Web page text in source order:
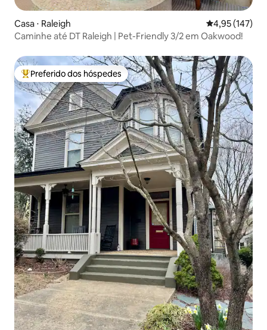
Casa ⋅ Raleigh 4,95 de uma
4,95 (147)
Caminhe até DT Raleigh | Pet-Friendly 3/2 em Oakwood!
Entre os melhores preferidos dos hóspedes
Preferido dos hóspedes